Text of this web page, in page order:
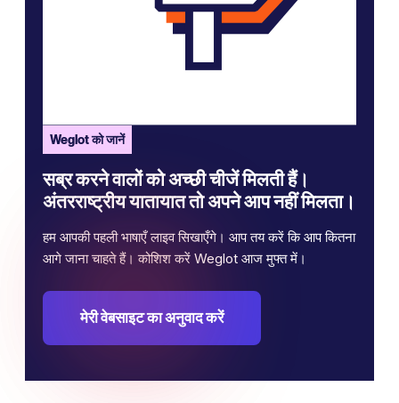
Weglot को जानें
सब्र करने वालों को अच्छी चीजें मिलती हैं।
अंतरराष्ट्रीय यातायात तो अपने आप नहीं मिलता।
हम आपकी पहली भाषाएँ लाइव सिखाएँगे। आप तय करें कि आप कितना
आगे जाना चाहते हैं। कोशिश करें Weglot आज मुफ्त में।
मेरी वेबसाइट का अनुवाद करें